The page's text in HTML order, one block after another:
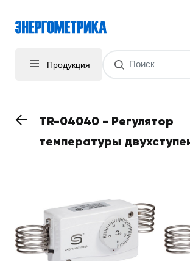
Продукция
TR-04040 - Регулятор
температуры